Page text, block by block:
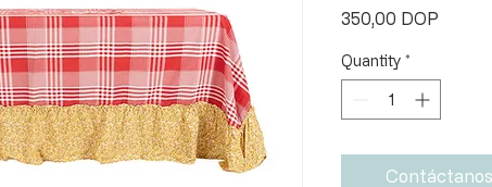
350,00 DOP
Quantity *